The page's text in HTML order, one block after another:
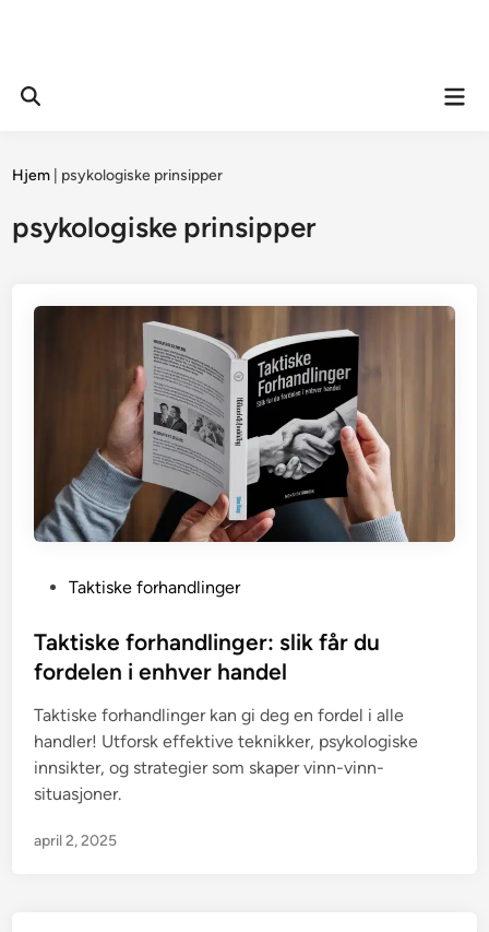
Open
Hjem psykologiske prinsipper
psykologiske prinsipper
s
t
d
i
n
Taktiske forhandlinger
Taktiske forhandlinger: slik får du
fordelen i enhver handel
Taktiske forhandlinger kan gi deg en fordel i alle
handler! Utforsk effektive teknikker, psykologiske
innsikter, og strategier som skaper vinn-vinn-
situasjoner.
april 2, 2025